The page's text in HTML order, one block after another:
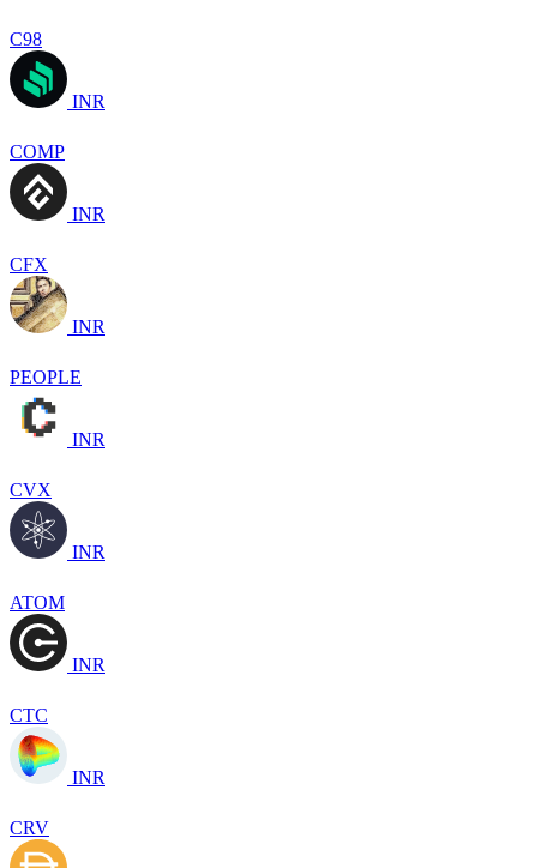
C98
INR
COMP
INR
CFX
INR
PEOPLE
INR
CVX
INR
ATOM
INR
CTC
INR
CRV